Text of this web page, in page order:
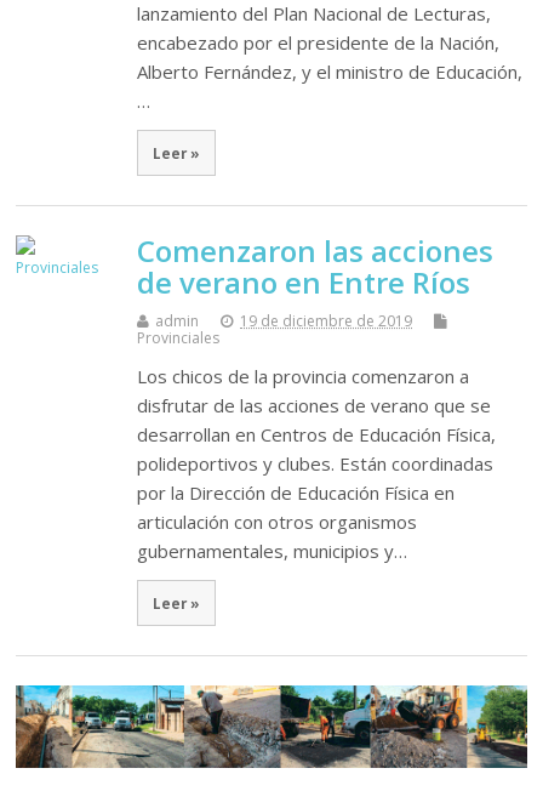
lanzamiento del Plan Nacional de Lecturas,
encabezado por el presidente de la Nación,
Alberto Fernández, y el ministro de Educación,
…
Leer »
Comenzaron las acciones
de verano en Entre Ríos
admin
19 de diciembre de 2019
Provinciales
Los chicos de la provincia comenzaron a
disfrutar de las acciones de verano que se
desarrollan en Centros de Educación Física,
polideportivos y clubes. Están coordinadas
por la Dirección de Educación Física en
articulación con otros organismos
gubernamentales, municipios y…
Leer »